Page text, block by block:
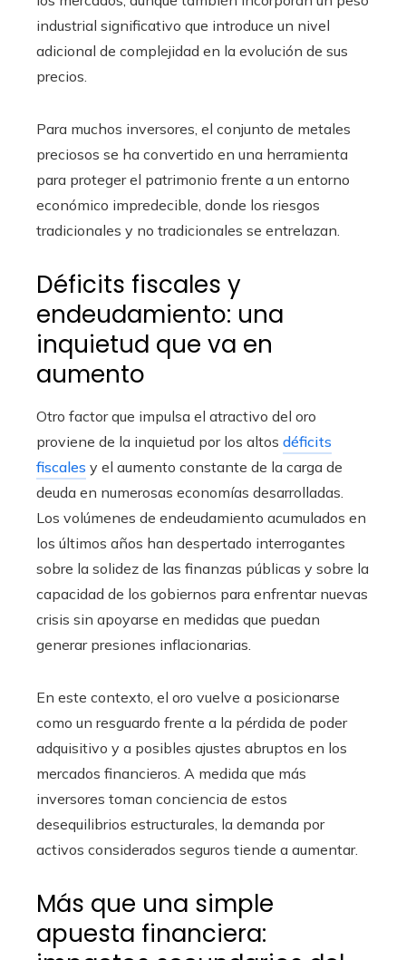
industrial significativo que introduce un nivel
adicional de complejidad en la evolución de sus
precios.
Para muchos inversores, el conjunto de metales
preciosos se ha convertido en una herramienta
para proteger el patrimonio frente a un entorno
económico impredecible, donde los riesgos
tradicionales y no tradicionales se entrelazan.
Déficits fiscales y
endeudamiento: una
inquietud que va en
aumento
Otro factor que impulsa el atractivo del oro
proviene de la inquietud por los altos déficits
fiscales y el aumento constante de la carga de
deuda en numerosas economías desarrolladas.
Los volúmenes de endeudamiento acumulados en
los últimos años han despertado interrogantes
sobre la solidez de las finanzas públicas y sobre la
capacidad de los gobiernos para enfrentar nuevas
crisis sin apoyarse en medidas que puedan
generar presiones inflacionarias.
En este contexto, el oro vuelve a posicionarse
como un resguardo frente a la pérdida de poder
adquisitivo y a posibles ajustes abruptos en los
mercados financieros. A medida que más
inversores toman conciencia de estos
desequilibrios estructurales, la demanda por
activos considerados seguros tiende a aumentar.
Más que una simple
apuesta financiera: